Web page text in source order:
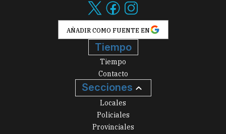
AÑADIR COMO FUENTE EN
Tiempo
Tiempo
Contacto
Secciones
Locales
Policiales
Provinciales